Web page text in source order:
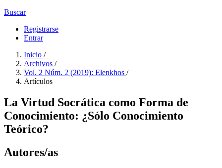
Buscar
Registrarse
Entrar
Inicio /
Archivos /
Vol. 2 Núm. 2 (2019): Elenkhos /
Artículos
La Virtud Socrática como Forma de
Conocimiento: ¿Sólo Conocimiento
Teórico?
Autores/as